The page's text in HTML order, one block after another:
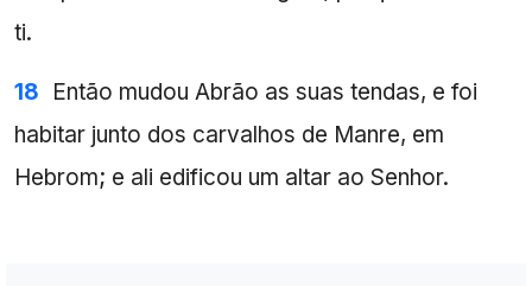
ti.
18
Então mudou Abrão as suas tendas, e foi
habitar junto dos carvalhos de Manre, em
Hebrom; e ali edificou um altar ao Senhor.